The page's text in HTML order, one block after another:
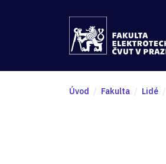
Úvod Fakulta Lidé